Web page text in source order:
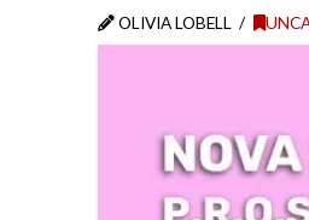
OLIVIA LOBELL